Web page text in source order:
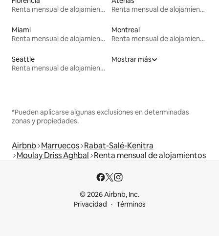
Renta mensual de alojamientos
Renta mensual de alojamientos
Miami
Renta mensual de alojamientos
Montreal
Renta mensual de alojamientos
Seattle
Renta mensual de alojamientos
Mostrar más
*Pueden aplicarse algunas exclusiones en determinadas
zonas y propiedades.
Airbnb Marruecos Rabat-Salé-Kenitra
Moulay Driss Aghbal Renta mensual de alojamientos
© 2026 Airbnb, Inc.
Privacidad
Términos